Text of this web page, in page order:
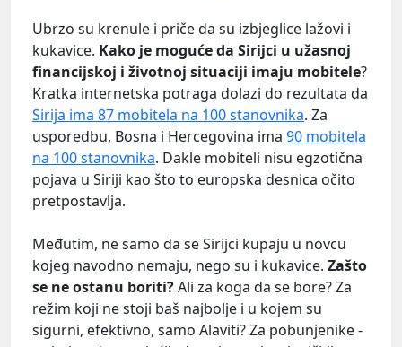
Ubrzo su krenule i priče da su izbjeglice lažovi i
kukavice. Kako je moguće da Sirijci u užasnoj
financijskoj i životnoj situaciji imaju mobitele?
Kratka internetska potraga dolazi do rezultata da
Sirija ima 87 mobitela na 100 stanovnika. Za
usporedbu, Bosna i Hercegovina ima 90 mobitela
na 100 stanovnika. Dakle mobiteli nisu egzotična
pojava u Siriji kao što to europska desnica očito
pretpostavlja.
Međutim, ne samo da se Sirijci kupaju u novcu
kojeg navodno nemaju, nego su i kukavice. Zašto
se ne ostanu boriti?Ali za koga da se bore? Za
režim koji ne stoji baš najbolje i u kojem su
sigurni, efektivno, samo Alaviti? Za pobunjenike -